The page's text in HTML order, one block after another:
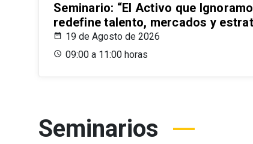
Seminario: “El Activo que
redefine talento, mercados y
19 de Agosto de 2026
09:00 a 11:00 horas
Seminarios